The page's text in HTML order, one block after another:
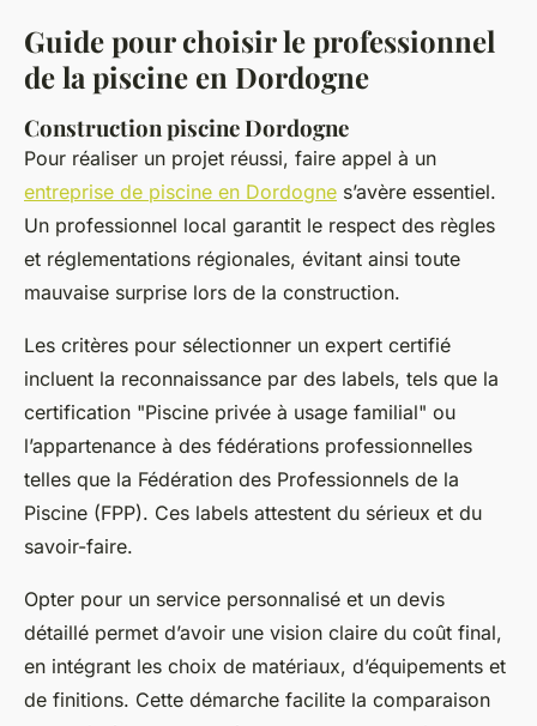
Guide pour choisir le professionnel
de la piscine en Dordogne
Construction piscine Dordogne
Pour réaliser un projet réussi, faire appel à un
entreprise de piscine en Dordogne s’avère essentiel.
Un professionnel local garantit le respect des règles
et réglementations régionales, évitant ainsi toute
mauvaise surprise lors de la construction.
Les critères pour sélectionner un expert certifié
incluent la reconnaissance par des labels, tels que la
certification "Piscine privée à usage familial" ou
l’appartenance à des fédérations professionnelles
telles que la Fédération des Professionnels de la
Piscine (FPP). Ces labels attestent du sérieux et du
savoir-faire.
Opter pour un service personnalisé et un devis
détaillé permet d’avoir une vision claire du coût final,
en intégrant les choix de matériaux, d’équipements et
de finitions. Cette démarche facilite la comparaison